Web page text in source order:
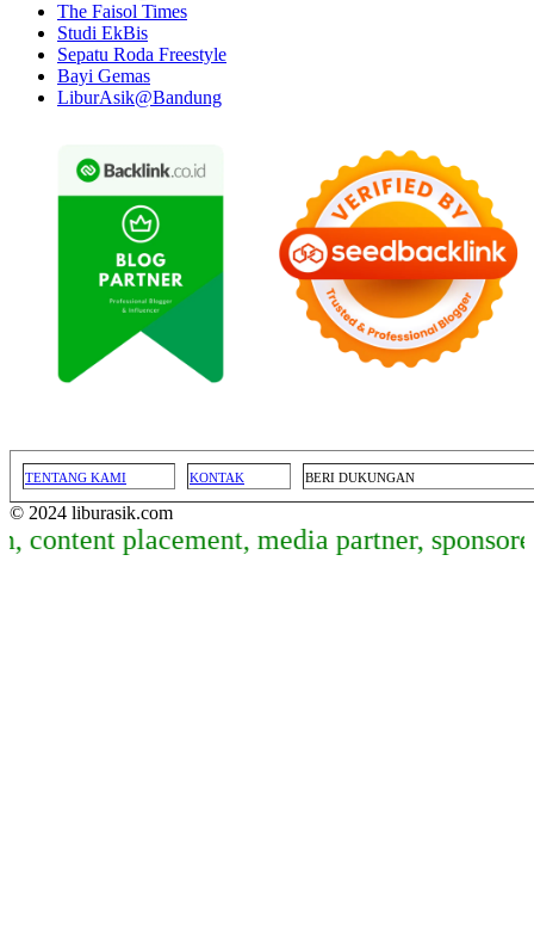
The Faisol Times
Studi EkBis
Sepatu Roda Freestyle
Bayi Gemas
LiburAsik@Bandung
TENTANG KAMI KONTAK BERI DUKUNGAN
© 2024 liburasik.com
placement, media partner, sponsored